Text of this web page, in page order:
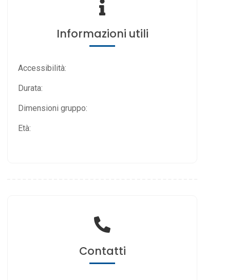
Informazioni utili
Accessibilità:
Durata:
Dimensioni gruppo:
Età:
Contatti